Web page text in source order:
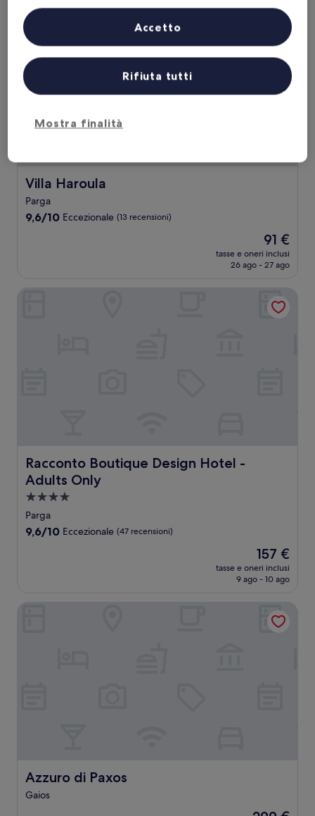
175 €
Villa Haroula
Villa Haroula
Parga
9.6
9,6/10 Eccezionale (13 recensioni)
Il
prezzo
attuale
91 €
91 €
tasse e oneri inclusi
26 ago - 27 ago
Villa Haroula
Racconto Boutique Design Hotel -
Adults Only
Racconto Boutique Design Hotel - Adults Only
Struttura
a
4.0
Parga
9.6
9,6/10 Eccezionale (47 recensioni)
Il
prezzo
attuale
157 €
157 €
tasse e oneri inclusi
9 ago - 10 ago
Azzuro di Paxos
Azzuro di Paxos
Gaios
Elenco dei partner (fornitori)
Mostra finalità
Rifiuta tutti
Accetto